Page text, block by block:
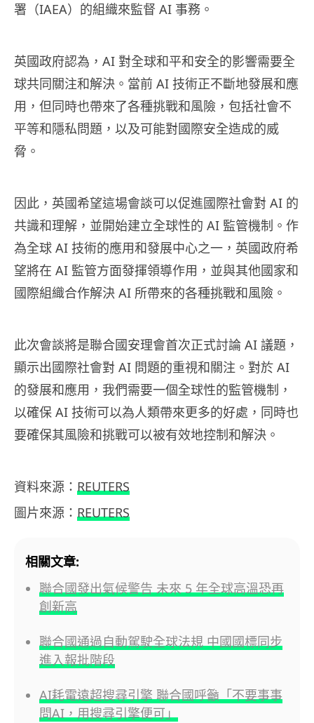
署（IAEA）的組織來監督 AI 事務。
英國政府認為， AI 對全球和平和安全的影響需要全
球共同關注和解決。當前 AI 技術正不斷地發展和應
用，但同時也帶來了各種挑戰和風險，包括社會不
平等和隱私問題，以及可能對國際安全造成的威
脅。
因此，英國希望這場會談可以促進國際社會對 AI 的
共識和理解，並開始建立全球性的 AI 監管機制。作
為全球 AI 技術的應用和發展中心之一，英國政府希
望將在 AI 監管方面發揮領導作用，並與其他國家和
國際組織合作解決 AI 所帶來的各種挑戰和風險。
此次會談將是聯合國安理會首次正式討論 AI 議題，
顯示出國際社會對 AI 問題的重視和關注。對於 AI
的發展和應用，我們需要一個全球性的監管機制，
以確保 AI 技術可以為人類帶來更多的好處，同時也
要確保其風險和挑戰可以被有效地控制和解決。
資料來源： REUTERS
圖片來源： REUTERS
相關文章:
聯合國發出氣候警告 未來 5 年全球高溫恐再
創新高
聯合國通過自動駕駛全球法規 中國國標同步
進入報批階段
AI耗電遠超搜尋引擎 聯合國呼籲「不要事事
問AI，用搜尋引擎便可」